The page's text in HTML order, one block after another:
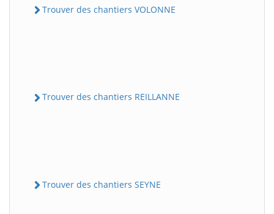
Trouver des chantiers VOLONNE
Trouver des chantiers REILLANNE
Trouver des chantiers SEYNE